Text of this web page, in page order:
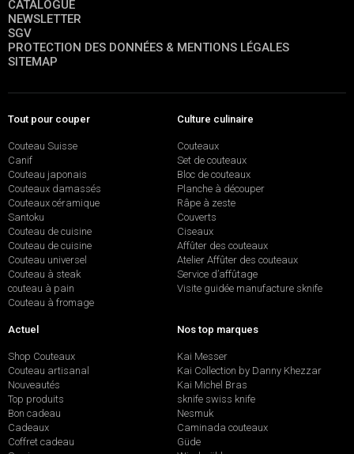
CATALOGUE
NEWSLETTER
SGV
PROTECTION DES DONNÉES & MENTIONS LÉGALES
SITEMAP
Tout pour couper
Couteau Suisse
Canif
Couteau japonais
Couteaux damassés
Couteaux céramique
Santoku
Couteau de cuisine
Couteau de cuisine
Couteau universel
Couteau à steak
couteau à pain
Couteau à fromage
Culture culinaire
Couteaux
Set de couteaux
Bloc de couteaux
Planche à découper
Râpe à zeste
Couverts
Ciseaux
Affûter des couteaux
Atelier Affûter des couteaux
Service d’affûtage
Visite guidée manufacture sknife
Actuel
Shop Couteaux
Couteau artisanal
Nouveautés
Top produits
Bon cadeau
Cadeaux
Coffret cadeau
Nos top marques
Kai Messer
Kai Collection by Danny Khezzar
Kai Michel Bras
sknife swiss knife
Nesmuk
Caminada couteaux
Güde